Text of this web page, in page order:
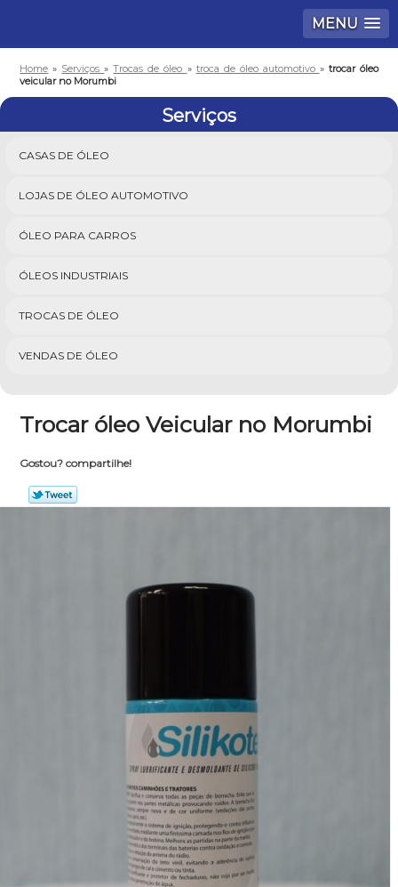
MENU
Home » Serviços»Trocas de óleo » troca de óleo automotivo » trocar óleo
veicular no Morumbi
Serviços
CASAS DE ÓLEO
LOJAS DE ÓLEO AUTOMOTIVO
ÓLEO PARA CARROS
ÓLEOS INDUSTRIAIS
TROCAS DE ÓLEO
VENDAS DE ÓLEO
Trocar óleo Veicular no Morumbi
Gostou? compartilhe!